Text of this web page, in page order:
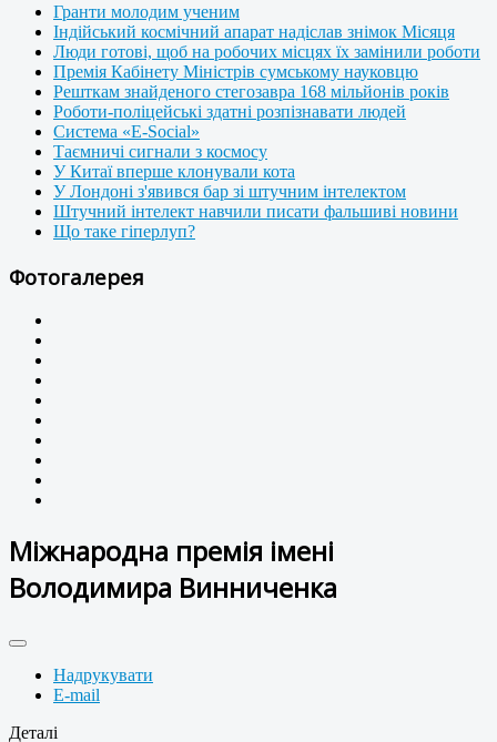
Гранти молодим ученим
Індійський космічний апарат надіслав знімок Місяця
Люди готові, щоб на робочих місцях їх замінили роботи
Премія Кабінету Міністрів сумському науковцю
Решткам знайденого стегозавра 168 мільйонів років
Роботи-поліцейські здатні розпізнавати людей
Система «E-Social»
Таємничі сигнали з космосу
У Китаї вперше клонували кота
У Лондоні з'явився бар зі штучним інтелектом
Штучний інтелект навчили писати фальшиві новини
Що таке гіперлуп?
Фотогалерея
Міжнародна премія імені
Володимира Винниченка
Надрукувати
E-mail
Деталі